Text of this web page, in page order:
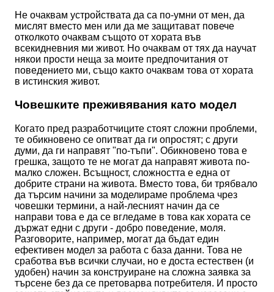
Не очаквам устройствата да са по-умни от мен, да
мислят вместо мен или да ме защитават повече
отколкото очаквам същото от хората във
всекидневния ми живот. Но очаквам от тях да научат
някои прости неща за моите предпочитания от
поведението ми, също както очаквам това от хората
в истинския живот.
Човешките преживявания като модел
Когато пред разработчиците стоят сложни проблеми,
те обикновено се опитват да ги опростят; с други
думи, да ги направят "по-тъпи". Обикновено това е
грешка, защото те не могат да направят живота по-
малко сложен. Всъщност, сложността е една от
добрите страни на живота. Вместо това, би трябвало
да търсим начини за моделираме проблема чрез
човешки термини, а най-лесният начин да се
направи това е да се вгледаме в това как хората се
държат едни с други - добро поведение, моля.
Разговорите, например, могат да бъдат един
ефективен модел за работа с база данни. Това не
сработва във всички случаи, но е доста естествен (и
удобен) начин за конструиране на сложна заявка за
търсене без да се претоварва потребителя. И просто